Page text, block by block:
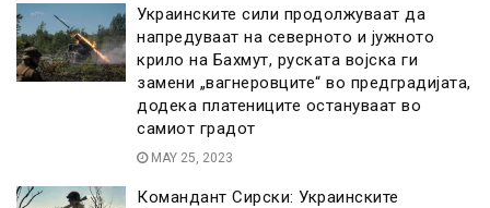
Украинските сили продолжуваат да
напредуваат на северното и јужното
крило на Бахмут, руската војска ги
замени „вагнеровците“ во предградијата,
додека платениците остануваат во
самиот градот
MAY 25, 2023
Командант Сирски: Украинските